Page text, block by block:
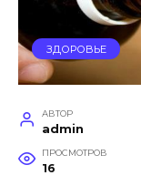
ЗДОРОВЬЕ
АВТОР
admin
ПРОСМОТРОВ
16